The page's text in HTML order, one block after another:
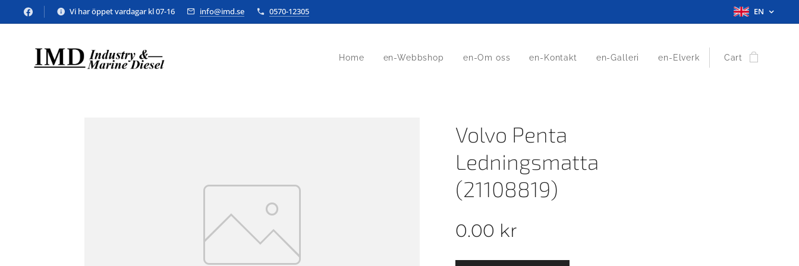
Vi har öppet vardagar kl 07-16 info@imd.se 0570-12305 EN
Home en-Webbshop en-Om oss en-Kontakt en-Galleri en-Elverk Cart
Volvo Penta
Ledningsmatta
(21108819)
0.00 kr